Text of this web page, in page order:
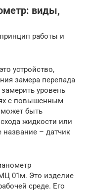
виды,
работы и
устройство,
замера перепада
уровень
с повышенным
быть
жидкости или
название – датчик
01м. Это изделие
среде. Его